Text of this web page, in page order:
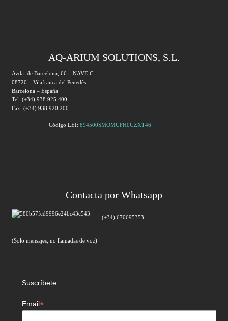
AQ-ARIUM SOLUTIONS, S.L.
Avda. de Barcelona, 66 – NAVE C
08720 – Vilafranca del Penedès
Barcelona – España
Tel. (+34) 938 925 400
Fax. (+34) 938 920 200
Código LEI: 894500SMOMUFH0UZXT46
Contacta por Whatsapp
(+34) 670695353
(Solo mensajes, no llamadas de voz)
Suscríbete
Email*